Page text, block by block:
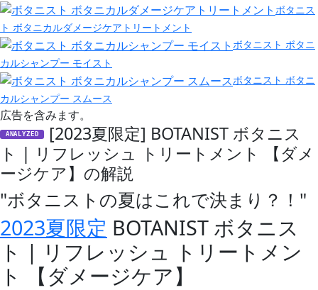
ボタニス
ト ボタニカルダメージケアトリートメント
ボタニスト ボタニ
カルシャンプー モイスト
ボタニスト ボタニ
カルシャンプー スムース
広告を含みます。
ANALYZED
[2023夏限定] BOTANIST ボタニス
ト | リフレッシュ トリートメント 【ダメ
ージケア】の解説
"ボタニストの夏はこれで決まり？！"
2023夏限定 BOTANIST ボタニス
ト | リフレッシュ トリートメン
ト 【ダメージケア】